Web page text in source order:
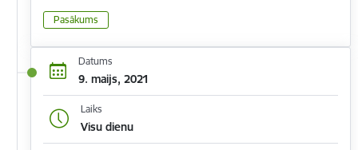
Pasākums
Datums
9. maijs, 2021
Laiks
Visu dienu